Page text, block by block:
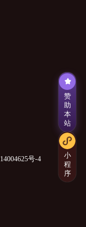
号-4
赞
助
本
站
小
程
序